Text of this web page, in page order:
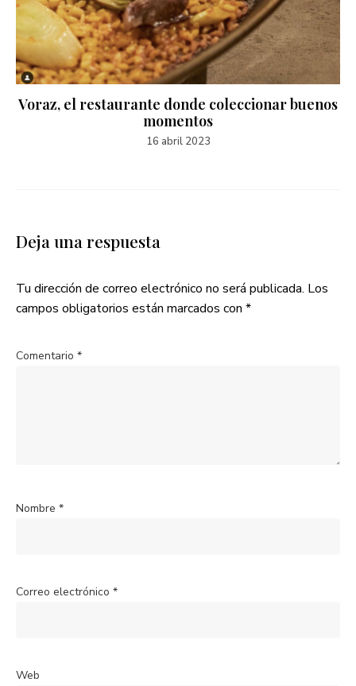
Voraz, el restaurante donde coleccionar buenos
momentos
16 abril 2023
Deja una respuesta
Tu dirección de correo electrónico no será publicada. Los
campos obligatorios están marcados con *
Comentario *
Nombre *
Correo electrónico *
Web